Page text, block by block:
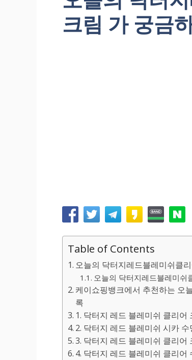
크림 가 궁금
Table of Contents
오늘의 닥터지레드블레미쉬클
오늘의 닥터지레드블레미쉬
케이쇼핑뱅크에서 추천하는 오
록
1. 닥터지 레드 블레미쉬 클리어
2. 닥터지 레드 블레미쉬 시카
3. 닥터지 레드 블레미쉬 클리어
4. 닥터지 레드 블레미쉬 클리어